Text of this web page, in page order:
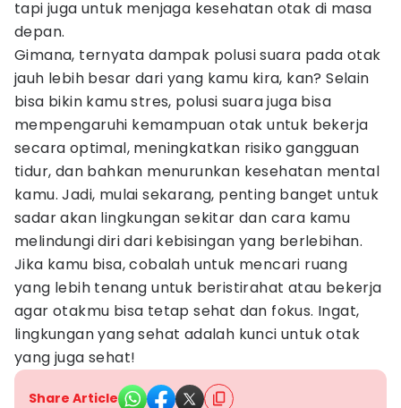
tapi juga untuk menjaga kesehatan otak di masa
depan.
Gimana, ternyata dampak polusi suara pada otak
jauh lebih besar dari yang kamu kira, kan? Selain
bisa bikin kamu stres, polusi suara juga bisa
mempengaruhi kemampuan otak untuk bekerja
secara optimal, meningkatkan risiko gangguan
tidur, dan bahkan menurunkan kesehatan mental
kamu. Jadi, mulai sekarang, penting banget untuk
sadar akan lingkungan sekitar dan cara kamu
melindungi diri dari kebisingan yang berlebihan.
Jika kamu bisa, cobalah untuk mencari ruang
yang lebih tenang untuk beristirahat atau bekerja
agar otakmu bisa tetap sehat dan fokus. Ingat,
lingkungan yang sehat adalah kunci untuk otak
yang juga sehat!
Share Article